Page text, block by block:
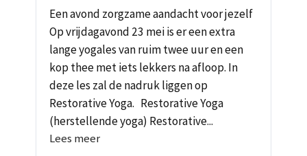
Een avond zorgzame aandacht voor jezelf
Op vrijdagavond 23 mei is er een extra
lange yogales van ruim twee uur en een
kop thee met iets lekkers na afloop. In
deze les zal de nadruk liggen op
Restorative Yoga. Restorative Yoga
(herstellende yoga) Restorative...
Lees meer